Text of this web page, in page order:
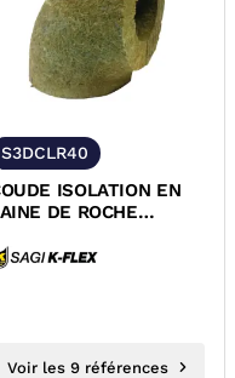
S3DCLR40
ISOLATION EN
DE ROCHE
Voir les 9 références